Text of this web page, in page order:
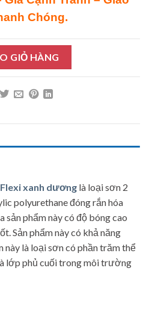
Chóng.
xanh dương 20L số lượng
GIỎ HÀNG
xanh dươnglà loại sơn 2
polyurethane đóng rắn hóa
sản phẩm này có độ bóng cao
Sản phẩm này có khả năng
này là loại sơn có phần trăm thể
lớp phủ cuối trong môi trường